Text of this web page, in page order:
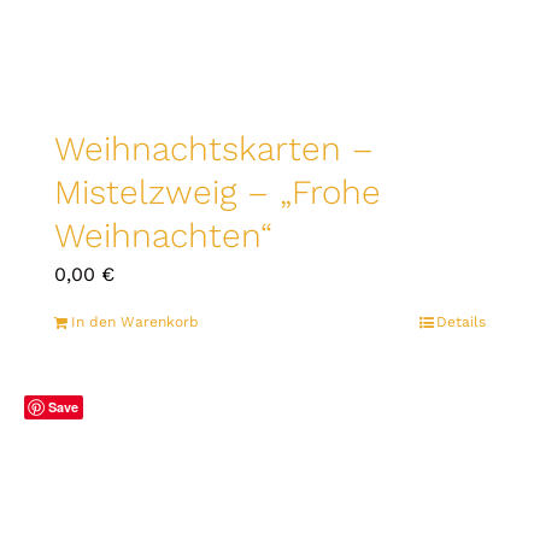
Weihnachtskarten –
Mistelzweig – „Frohe
Weihnachten“
0,00 €
In den Warenkorb Details
Save